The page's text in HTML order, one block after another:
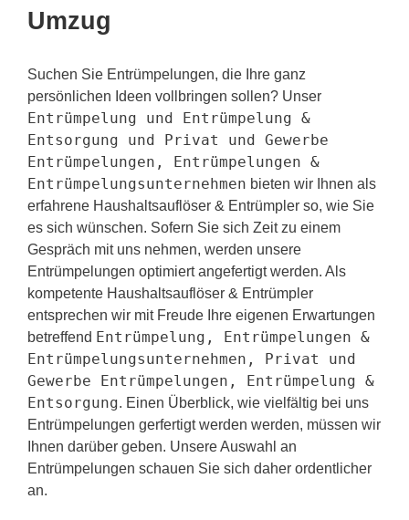
Umzug
Suchen Sie Entrümpelungen, die Ihre ganz
persönlichen Ideen vollbringen sollen? Unser
Entrümpelung und Entrümpelung &
Entsorgung und Privat und Gewerbe
Entrümpelungen, Entrümpelungen &
Entrümpelungsunternehmen bieten wir Ihnen als
erfahrene Haushaltsauflöser & Entrümpler so, wie Sie
es sich wünschen. Sofern Sie sich Zeit zu einem
Gespräch mit uns nehmen, werden unsere
Entrümpelungen optimiert angefertigt werden. Als
kompetente Haushaltsauflöser & Entrümpler
entsprechen wir mit Freude Ihre eigenen Erwartungen
betreffend Entrümpelung, Entrümpelungen &
Entrümpelungsunternehmen, Privat und
Gewerbe Entrümpelungen, Entrümpelung &
Entsorgung. Einen Überblick, wie vielfältig bei uns
Entrümpelungen gerfertigt werden werden, müssen wir
Ihnen darüber geben. Unsere Auswahl an
Entrümpelungen schauen Sie sich daher ordentlicher
an.